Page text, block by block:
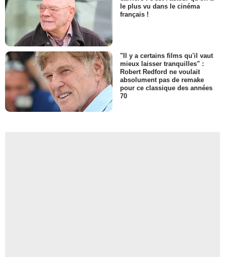
le plus vu dans le cinéma
français !
"Il y a certains films qu'il vaut
mieux laisser tranquilles" :
Robert Redford ne voulait
absolument pas de remake
pour ce classique des années
70